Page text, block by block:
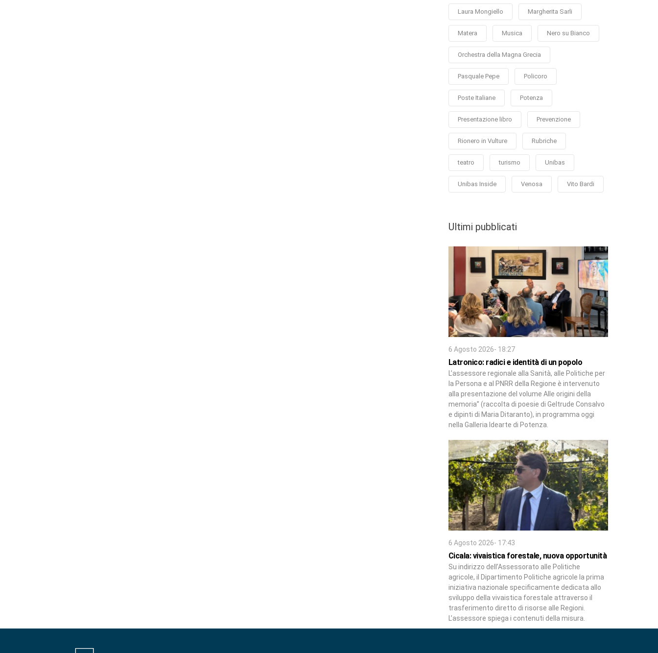
Laura Mongiello Margherita Sarli
Matera Musica Nero su Bianco
Orchestra della Magna Grecia
Pasquale Pepe Policoro
Poste Italiane Potenza
Presentazione libro Prevenzione
Rionero in Vulture Rubriche
teatro turismo Unibas
Unibas Inside Venosa Vito Bardi
Ultimi pubblicati
6 Agosto 2026- 18:27
Latronico: radici e identità di un popolo
L’assessore regionale alla Sanità, alle Politiche per
la Persona e al PNRR della Regione è intervenuto
alla presentazione del volume Alle origini della
memoria” (raccolta di poesie di Geltrude Consalvo
e dipinti di Maria Ditaranto), in programma oggi
nella Galleria Idearte di Potenza.
6 Agosto 2026- 17:43
Cicala: vivaistica forestale, nuova opportunità
Su indirizzo dell’Assessorato alle Politiche
agricole, il Dipartimento Politiche agricole la prima
iniziativa nazionale specificamente dedicata allo
sviluppo della vivaistica forestale attraverso il
trasferimento diretto di risorse alle Regioni.
L’assessore spiega i contenuti della misura.